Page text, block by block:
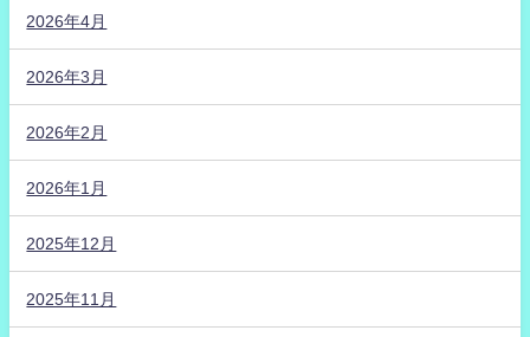
2026年4月
2026年3月
2026年2月
2026年1月
2025年12月
2025年11月